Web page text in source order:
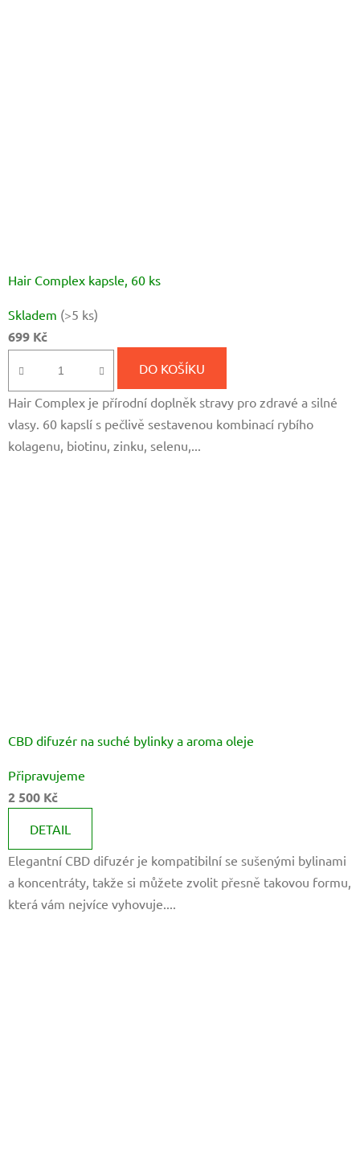
Hair Complex kapsle, 60 ks
hodnocení
produktu
5,0
z
5
hvězdiček.
Skladem (>5 ks)
699 Kč
DO KOŠÍKU
Hair Complex je přírodní doplněk stravy pro zdravé a silné
vlasy. 60 kapslí s pečlivě sestavenou kombinací rybího
kolagenu, biotinu, zinku, selenu,...
CBD difuzér na suché bylinky a aroma oleje
hodnocení
produktu
5,0
z
5
hvězdiček.
Připravujeme
2 500 Kč
DETAIL
Elegantní CBD difuzér je kompatibilní se sušenými bylinami
a koncentráty, takže si můžete zvolit přesně takovou formu,
která vám nejvíce vyhovuje....